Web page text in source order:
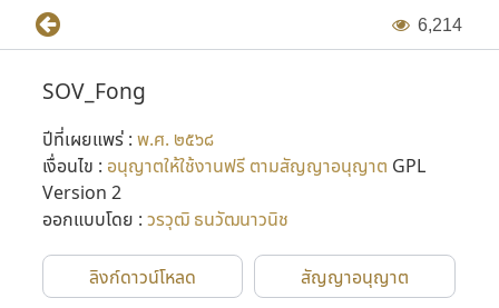
6,214
SOV_Fong
ปีที่เผยแพร่ : พ.ศ. ๒๕๖๘
เงื่อนไข : อนุญาตให้ใช้งานฟรี ตามสัญญาอนุญาต GPL
Version 2
ออกแบบโดย : วรวุฒิ ธนวัฒนาวนิช
ลิงก์ดาวน์โหลด สัญญาอนุญาต